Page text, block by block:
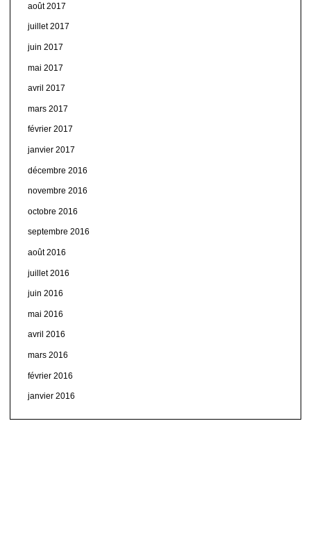
août 2017
juillet 2017
juin 2017
mai 2017
avril 2017
mars 2017
février 2017
janvier 2017
décembre 2016
novembre 2016
octobre 2016
septembre 2016
août 2016
juillet 2016
juin 2016
mai 2016
avril 2016
mars 2016
février 2016
janvier 2016